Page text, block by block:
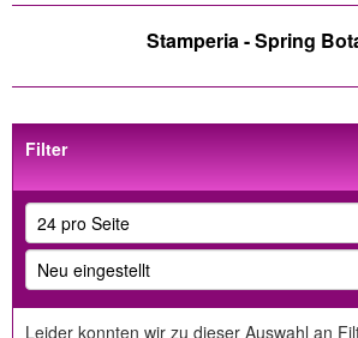
Stamperia - Spring
Filter
Leider konnten wir zu dieser Auswahl an